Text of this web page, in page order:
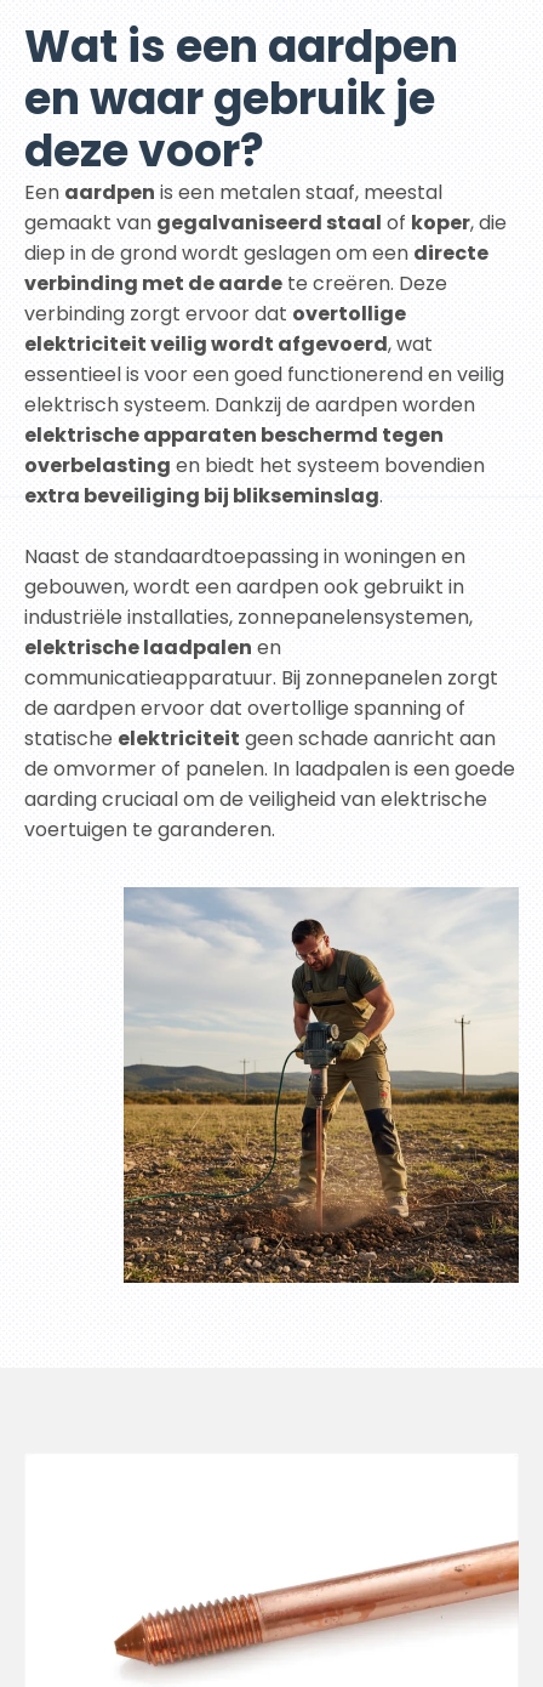
Wat is een aardpen
en waar gebruik je
deze voor?
Een aardpen is een metalen staaf, meestal
gemaakt van gegalvaniseerd staal of koper, die
diep in de grond wordt geslagen om een directe
verbinding met de aarde te creëren. Deze
verbinding zorgt ervoor dat overtollige
elektriciteit veilig wordt afgevoerd, wat
essentieel is voor een goed functionerend en veilig
elektrisch systeem. Dankzij de aardpen worden
elektrische apparaten beschermd tegen
overbelasting en biedt het systeem bovendien
extra beveiliging bij blikseminslag.
Naast de standaardtoepassing in woningen en
gebouwen, wordt een aardpen ook gebruikt in
industriële installaties, zonnepanelen­systemen,
elektrische laadpalen en
communicatieapparatuur. Bij zonnepanelen zorgt
de aardpen ervoor dat overtollige spanning of
statische elektriciteit geen schade aanricht aan
de omvormer of panelen. In laadpalen is een goede
aarding cruciaal om de veiligheid van elektrische
voertuigen te garanderen.